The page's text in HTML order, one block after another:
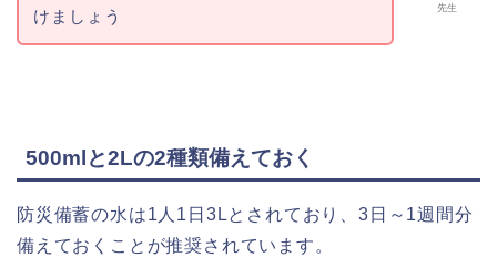
先生
けましょう
500mlと2Lの2種類備えておく
防災備蓄の水は1人1日3Lとされており、3日～1週間分
備えておくことが推奨されています。